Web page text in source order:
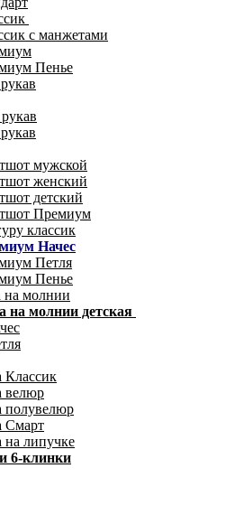
с манжетами
Пенье
мужской
женский
детский
Премиум
классик
Начес
Петля
Пенье
на молнии
на молнии детская
Классик
велюр
полувелюр
Смарт
на липучке
6-клинки